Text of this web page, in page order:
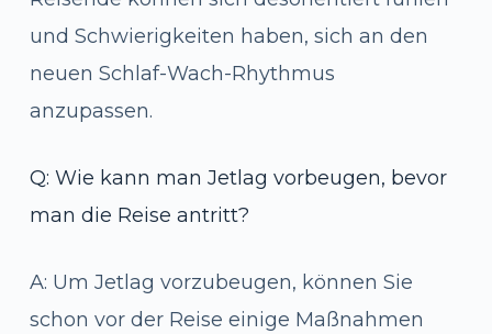
und Schwierigkeiten haben, sich an den
neuen Schlaf-Wach-Rhythmus
anzupassen.
Q: Wie kann man Jetlag vorbeugen, bevor
man die Reise antritt?
A: Um Jetlag vorzubeugen, können Sie
schon vor der Reise einige Maßnahmen